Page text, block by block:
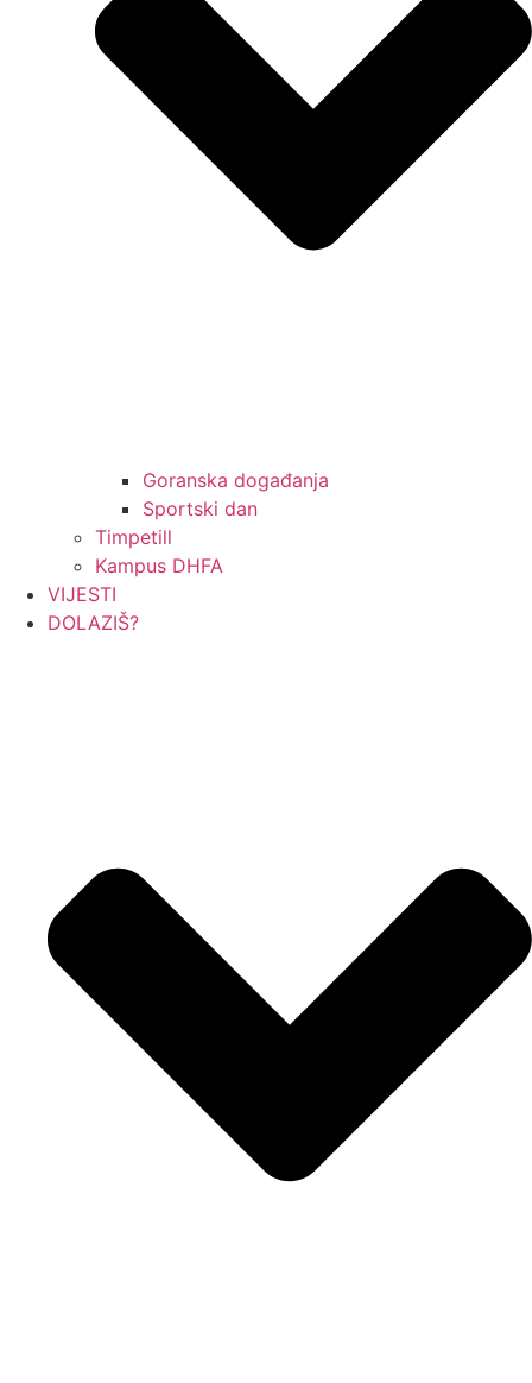
Goranska događanja
Sportski dan
Timpetill
Kampus DHFA
VIJESTI
DOLAZIŠ?